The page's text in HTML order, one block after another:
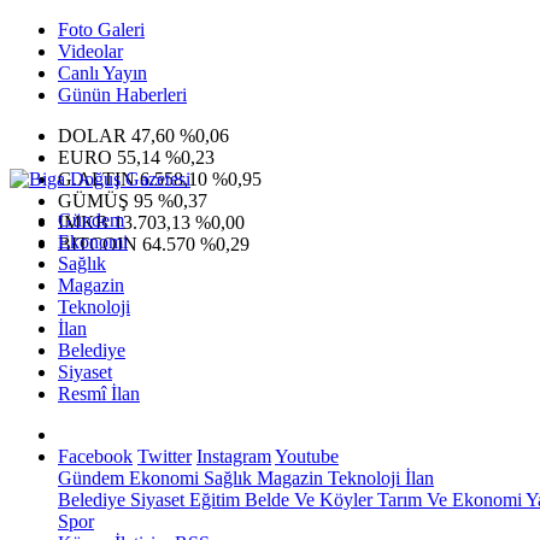
Foto Galeri
Videolar
Canlı Yayın
Günün Haberleri
DOLAR 47,60 %0,06
EURO 55,14 %0,23
G.ALTIN6.558,10 %0,95
GÜMÜŞ 95 %0,37
IMKB13.703,13 %0,00
BITCOIN 64.570 %0,29
Gündem
Ekonomi
Sağlık
Magazin
Teknoloji
İlan
Belediye
Siyaset
Resmî İlan
Facebook Twitter InstagramYoutube
Gündem Ekonomi Sağlık Magazin Teknoloji İlan
Belediye Siyaset Eğitim Belde Ve KöylerTarım Ve Ekonomi
Spor